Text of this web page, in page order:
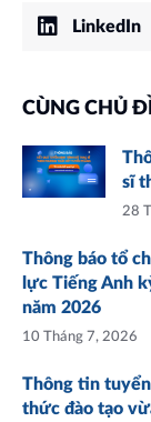
LinkedIn
CÙNG CHỦ
sĩ
28
Thông báo tổ
lực Tiếng Anh
năm 2026
10 Tháng 7, 2026
Thông tin
thức đào tạo